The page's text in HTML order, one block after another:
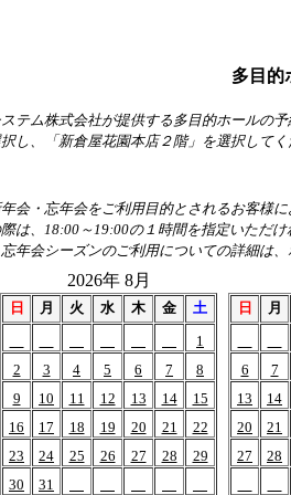
多目的
テム株式会社が提供する多目的ホールの
し、「新倉屋花園本店２階」を選択して
会・忘年会をご利用目的とされるお客様
は、18:00～19:00の１時間を指定いただ
年会シーズンのご利用についての詳細は
2026年 8月
日 月 火 水 木 金
土
1
2
3 4 5 6 7
8
9
10 11 12 13 14
15
16
17 18 19 20 21
22
23
24 25 26 27 28
29
30
31
日 月
6
7
13
14
20
21
27
28